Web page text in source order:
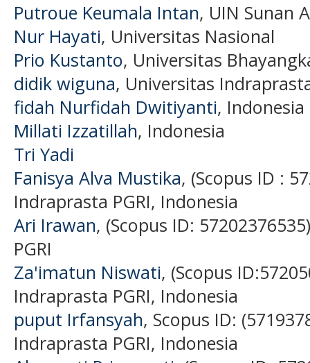
Putroue Keumala Intan, UIN Sunan
Nur Hayati, Universitas Nasional
Prio Kustanto, Universitas
didik wiguna, Universitas
fidah Nurfidah Dwitiyanti, Indonesia
Millati Izzatillah, Indonesia
Tri Yadi
Fanisya Alva Mustika, (Scopus ID :
Indraprasta PGRI, Indonesia
Ari Irawan, (Scopus ID:
PGRI
Za'imatun Niswati, (Scopus
Indraprasta PGRI, Indonesia
puput Irfansyah, Scopus ID:
Indraprasta PGRI, Indonesia